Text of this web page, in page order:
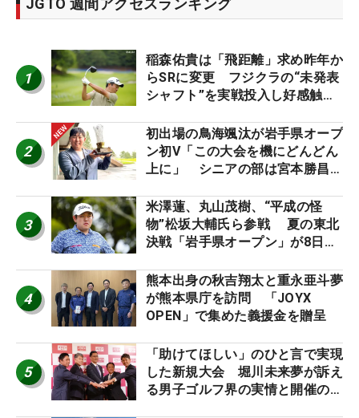
JGTO 週間アクセスランキング
1
稲森佑貴は「飛距離」求め昨年か
らSRに変更 フジクラの“未発表
シャフト”を実戦投入し好感触
ーのヒトネタ！】
2
初出場の鳥海颯汰が岩手県オープ
ン初V「この大会を機にどんどん
上に」 シニアの部は宮本勝昌が
3
米澤蓮、丸山茂樹、“平成の怪
物”松坂大輔氏ら参戦 夏の東北
決戦「岩手県オープン」が8日開
4
熊本出身の秋吉翔太と重永亜斗夢
が熊本県庁を訪問 「JOYX
OPEN」で集めた義援金を贈呈
5
「助けてほしい」のひと言で実現
した新規大会 堀川未来夢が訴え
る男子ゴルフ界の実情と開催の舞